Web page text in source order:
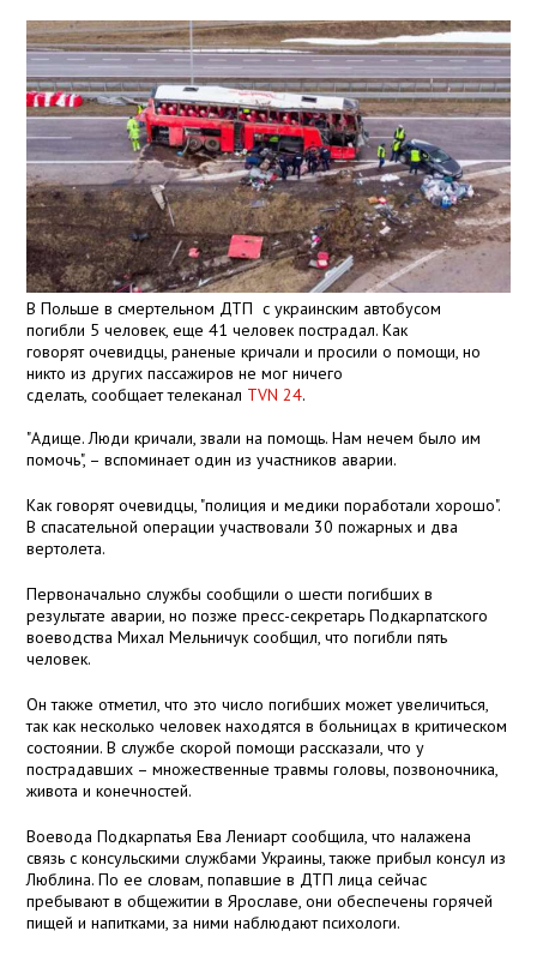
В Польше в смертельном ДТП с украинским автобусом
погибли 5 человек, еще 41 человек пострадал. Как
говорят очевидцы, раненые кричали и просили о помощи, но
никто из других пассажиров не мог ничего
сделать, сообщает телеканал TVN 24.
"Адище. Люди кричали, звали на помощь. Нам нечем было им
помочь", – вспоминает один из участников аварии.
Как говорят очевидцы, "полиция и медики поработали хорошо".
В спасательной операции участвовали 30 пожарных и два
вертолета.
Первоначально службы сообщили о шести погибших в
результате аварии, но позже пресс-секретарь Подкарпатского
воеводства Михал Мельничук сообщил, что погибли пять
человек.
Он также отметил, что это число погибших может увеличиться,
так как несколько человек находятся в больницах в критическом
состоянии. В службе скорой помощи рассказали, что у
пострадавших – множественные травмы головы, позвоночника,
живота и конечностей.
Воевода Подкарпатья Ева Лениарт сообщила, что налажена
связь с консульскими службами Украины, также прибыл консул из
Люблина. По ее словам, попавшие в ДТП лица сейчас
пребывают в общежитии в Ярославе, они обеспечены горячей
пищей и напитками, за ними наблюдают психологи.